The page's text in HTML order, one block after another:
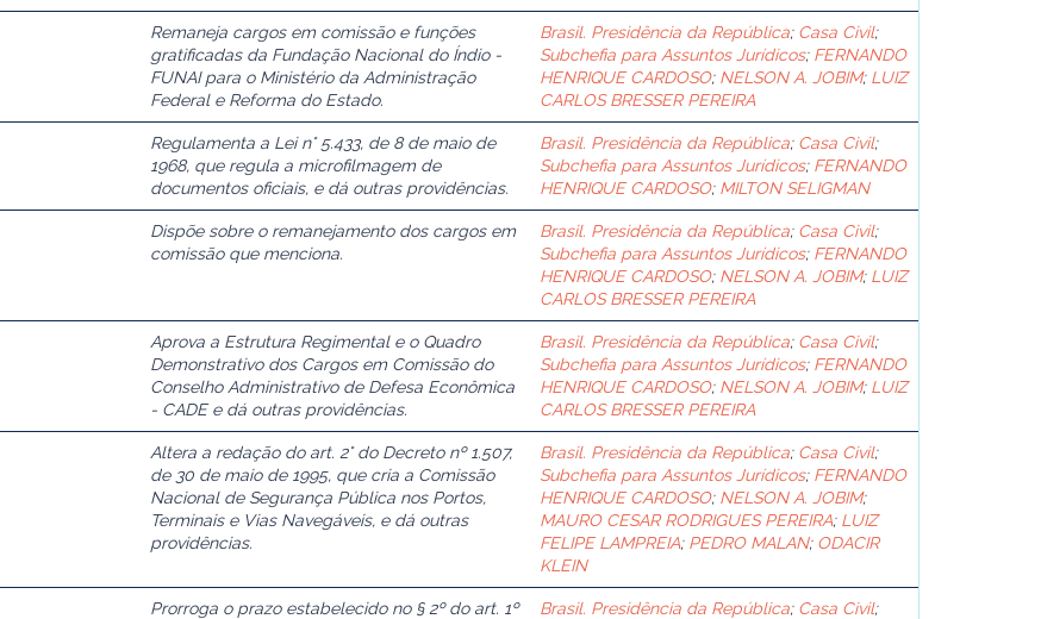
Remaneja cargos em comissão e funções
gratificadas da Fundação Nacional do Índio -
FUNAI para o Ministério da Administração
Federal e Reforma do Estado.
Brasil. Presidência da República; Casa Civil;
Subchefia para Assuntos Jurídicos; FERNANDO
HENRIQUE CARDOSO; NELSON A. JOBIM; LUIZ
CARLOS BRESSER PEREIRA
Regulamenta a Lei n° 5.433, de 8 de maio de
1968, que regula a microfilmagem de
documentos oficiais, e dá outras providências.
Brasil. Presidência da República; Casa Civil;
Subchefia para Assuntos Jurídicos; FERNANDO
HENRIQUE CARDOSO; MILTON SELIGMAN
Dispõe sobre o remanejamento dos cargos em
comissão que menciona.
Brasil. Presidência da República; Casa Civil;
Subchefia para Assuntos Jurídicos; FERNANDO
HENRIQUE CARDOSO; NELSON A. JOBIM; LUIZ
CARLOS BRESSER PEREIRA
Aprova a Estrutura Regimental e o Quadro
Demonstrativo dos Cargos em Comissão do
Conselho Administrativo de Defesa Econômica
- CADE e dá outras providências.
Brasil. Presidência da República; Casa Civil;
Subchefia para Assuntos Jurídicos; FERNANDO
HENRIQUE CARDOSO; NELSON A. JOBIM; LUIZ
CARLOS BRESSER PEREIRA
Altera a redação do art. 2° do Decreto nº 1.507,
de 30 de maio de 1995, que cria a Comissão
Nacional de Segurança Pública nos Portos,
Terminais e Vias Navegáveis, e dá outras
providências.
Brasil. Presidência da República; Casa Civil;
Subchefia para Assuntos Jurídicos; FERNANDO
HENRIQUE CARDOSO; NELSON A. JOBIM;
MAURO CESAR RODRIGUES PEREIRA; LUIZ
FELIPE LAMPREIA; PEDRO MALAN; ODACIR
KLEIN
Prorroga o prazo estabelecido no § 2º do art. 1º
Brasil. Presidência da República; Casa Civil;